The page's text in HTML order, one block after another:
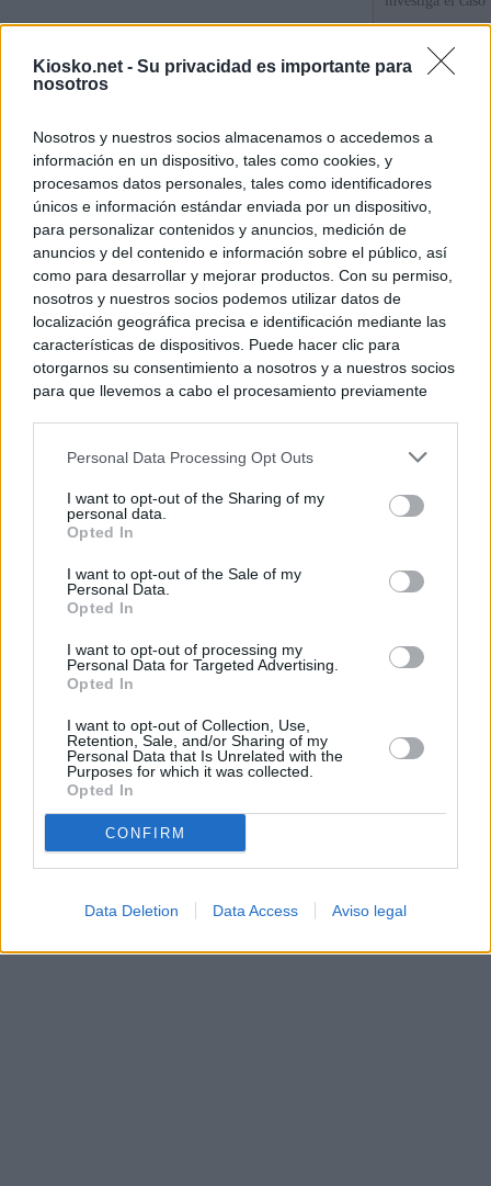
Kiosko.net - Su privacidad es importante para
nosotros
Nosotros y nuestros socios almacenamos o accedemos a
información en un dispositivo, tales como cookies, y
procesamos datos personales, tales como identificadores
únicos e información estándar enviada por un dispositivo,
para personalizar contenidos y anuncios, medición de
anuncios y del contenido e información sobre el público, así
como para desarrollar y mejorar productos. Con su permiso,
nosotros y nuestros socios podemos utilizar datos de
localización geográfica precisa e identificación mediante las
características de dispositivos. Puede hacer clic para
otorgarnos su consentimiento a nosotros y a nuestros socios
para que llevemos a cabo el procesamiento previamente
negar su consentimiento. Tenga en cuenta que algún
de su consentimiento, pero usted tiene el derecho de
rechazar tal procesamiento. Sus preferencias se aplicarán
cualquier momento entrando de nuevo en este sitio web o
visitando nuestra política de privacidad.
Personal Data Processing Opt Outs
I want to opt-out of the Sharing of my
personal data.
Opted In
I want to opt-out of the Sale of my
Personal Data.
Opted In
I want to opt-out of processing my
Personal Data for Targeted Advertising.
Opted In
I want to opt-out of Collection, Use,
Retention, Sale, and/or Sharing of my
Personal Data that Is Unrelated with the
Purposes for which it was collected.
Opted In
CONFIRM
Data Deletion Data Access Aviso legal
Las incógnitas
el Gobierno de
millones en
su consultora
© Kiosko.net Aviso Legal Privacidad y Cookies